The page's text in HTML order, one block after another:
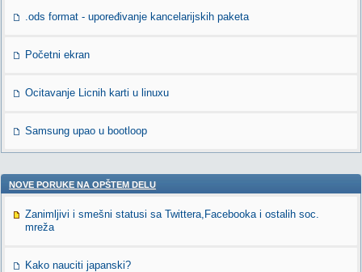
.ods format - upoređivanje kancelarijskih paketa
Početni ekran
Ocitavanje Licnih karti u linuxu
Samsung upao u bootloop
NOVE PORUKE NA OPŠTEM DELU
Zanimljivi i smešni statusi sa Twittera,Facebooka i ostalih soc.
mreža
Kako nauciti japanski?